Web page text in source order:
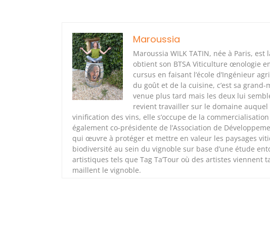
Maroussia
Maroussia WILK TATIN, née à Paris,
obtient son BTSA Viticulture œnologie
cursus en faisant l’école d’Ingénieur
du goût et de la cuisine, c’est sa
venue plus tard mais les deux lui
revient travailler sur le domaine
vinification des vins, elle s’occupe de la
également co-présidente de l’Association de
qui œuvre à protéger et mettre en valeur les paysages
biodiversité au sein du vignoble sur base d’une étude
artistiques tels que Tag Ta’Tour où des artistes viennent
maillent le vignoble.